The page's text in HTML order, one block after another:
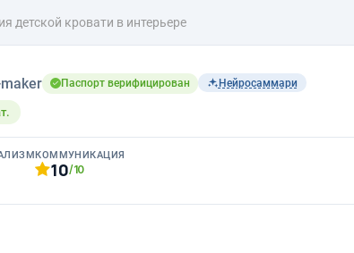
детской кровати в интерьере
Паспорт верифицирован Нейросаммари
КОММУНИКАЦИЯ
10/10